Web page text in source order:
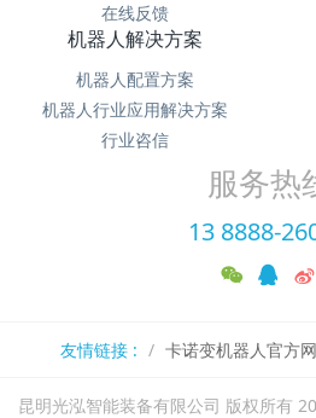
在线反馈
机器人解决方案
机器人配置方案
机器人行业应用解决方案
行业咨信
服务热
13 8888-
友情链接 : 卡诺变机器人官方
昆明光泓智能装备有限公司 版权所有